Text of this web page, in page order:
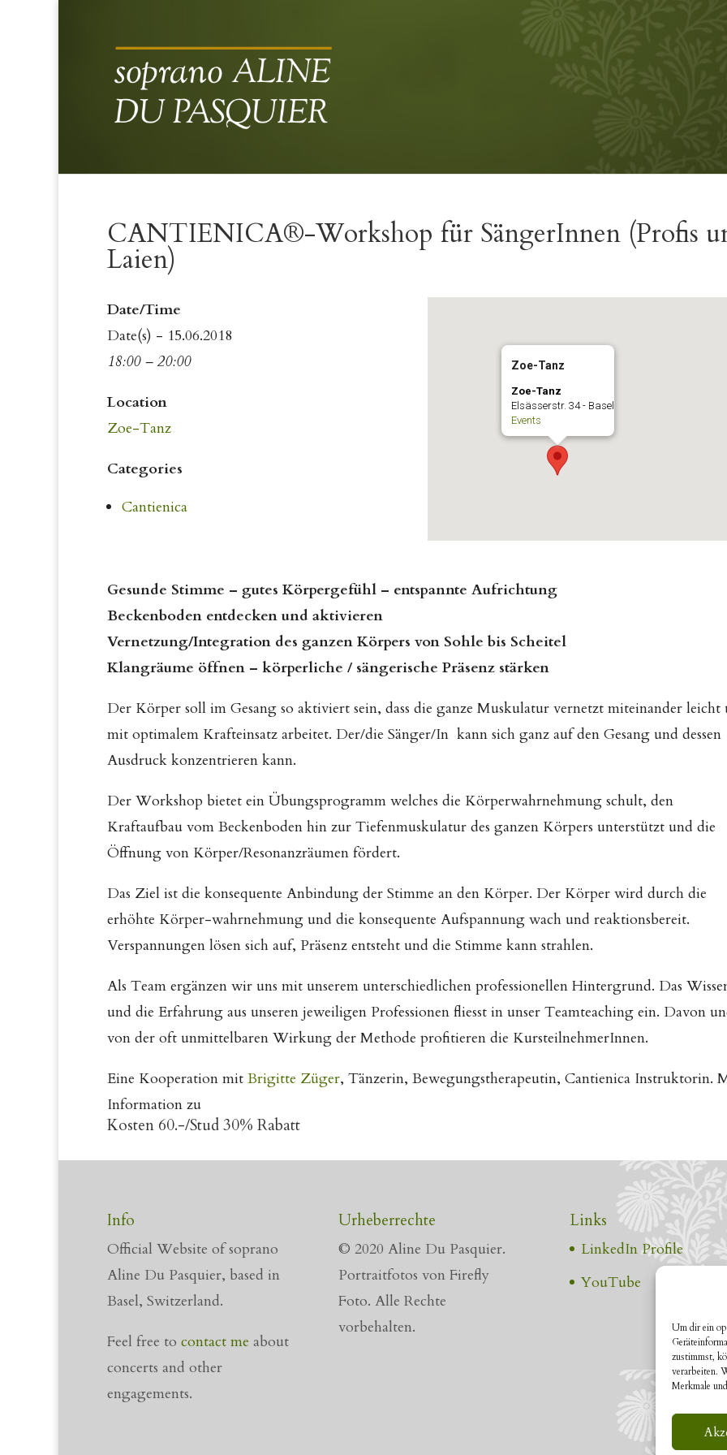
Um dir ein
zustimmst,
verarbeiten.
Merkmale
CANTIENICA®-Workshop für SängerInnen (Profis
Laien)
Zoe-Tanz
Zoe-Tanz
Elsässerstr. 34 - Basel
Events
Date/Time
Date(s) - 15.06.2018
18:00 – 20:00
Location
Zoe-Tanz
Categories
Cantienica
Gesunde Stimme – gutes Körpergefühl – entspannte Aufrichtung
Beckenboden entdecken und aktivieren
Vernetzung/Integration des ganzen Körpers von Sohle bis Scheitel
Klangräume öffnen – körperliche / sängerische Präsenz stärken
Der Körper soll im Gesang so aktiviert sein, dass die ganze Muskulatur vernetzt miteinander leicht
mit optimalem Krafteinsatz arbeitet. Der/die Sänger/In kann sich ganz auf den Gesang und dessen
Ausdruck konzentrieren kann.
Der Workshop bietet ein Übungsprogramm welches die Körperwahrnehmung schult, den
Kraftaufbau vom Beckenboden hin zur Tiefenmuskulatur des ganzen Körpers unterstützt und die
Öffnung von Körper/Resonanzräumen fördert.
Das Ziel ist die konsequente Anbindung der Stimme an den Körper. Der Körper wird durch die
erhöhte Körper-wahrnehmung und die konsequente Aufspannung wach und reaktionsbereit.
Verspannungen lösen sich auf, Präsenz entsteht und die Stimme kann strahlen.
Als Team ergänzen wir uns mit unserem unterschiedlichen professionellen Hintergrund. Das
und die Erfahrung aus unseren jeweiligen Professionen fliesst in unser Teamteaching ein. Davon
von der oft unmittelbaren Wirkung der Methode profitieren die KursteilnehmerInnen.
Eine Kooperation mit Brigitte Züger, Tänzerin, Bewegungstherapeutin, Cantienica Instruktorin.
Information zu
Kosten 60.-/Stud 30% Rabatt
Info
Official Website of soprano
Aline Du Pasquier, based in
Basel, Switzerland.
Feel free to contact me about
concerts and other
engagements.
Urheberrechte
© 2020 Aline Du Pasquier.
Portraitfotos von Firefly
Foto. Alle Rechte
vorbehalten.
Links
LinkedIn Profile
YouTube